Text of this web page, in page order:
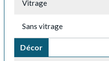
Vitrage
Sans vitrage
Décor